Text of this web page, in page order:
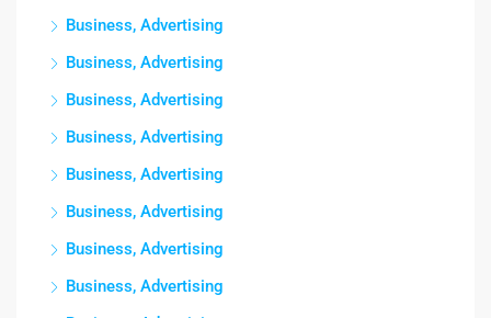
Business, Advertising
Business, Advertising
Business, Advertising
Business, Advertising
Business, Advertising
Business, Advertising
Business, Advertising
Business, Advertising